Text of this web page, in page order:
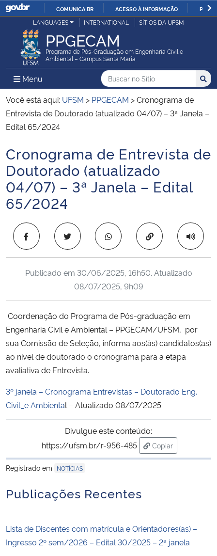
IR
PARA
O
CONTEÚDO
COMUNICA BR ACESSO À INFORMAÇÃO
Ministério da Justiça e Segurança Pública
Ministério da Defesa
Ministério das Relações Exteriores
Ministério da Economia
Ministério da Infraestrutura
Ministério da Agricultura, Pecuária e Abastecimento
Ministério da Educação
Ministério da Cidadania
Ministério da Saúde
Ministério de Minas e Energia
Ministério da Ciência, Tecnologia, Inovações e Comunicações
Ministério do Meio Ambiente
Ministério do Turismo
Controladoria-Geral da União
Ministério da Mulher, da Família e dos Direitos Humanos
Secretaria-Geral
Advocacia-Geral da União
LANGUAGES INTERNATIONAL SÍTIOS DA UFSM
PPGECAM
Programa de Pós-Graduação em Engenharia Civil e
Ambiental – Campus Santa Maria
Menu Menu Principal do Sítio
Busca
Buscar no no Sítio
Busca:
Você está aqui: UFSM > PPGECAM >Cronograma de
Entrevista de Doutorado (atualizado 04/07) – 3ª Janela –
Edital 65/2024
Início do conteúdo
Cronograma de Entrevista de
Doutorado (atualizado
04/07) – 3ª Janela – Edital
65/2024
Copiar para área
Publicado em 30/06/2025, 16h50. Atualizado
08/07/2025, 9h09
Coordenação do Programa de Pós-graduação em
Engenharia Civil e Ambiental – PPGECAM/UFSM, por
sua Comissão de Seleção, informa aos(às) candidatos(as)
ao nível de doutorado o cronograma para a etapa
avaliativa de Entrevista.
3º janela – Cronograma Entrevistas – Doutorado Eng.
Civil_e Ambiental – Atualizado 08/07/2025
Divulgue este conteúdo:
https://ufsm.br/r-956-485
Copiar
para área de
Registrado em
NOTÍCIAS
Publicações Recentes
Lista de Discentes com matrícula e Orientadores(as) –
Ingresso 2º sem/2026 – Edital 30/2025 – 2ª janela